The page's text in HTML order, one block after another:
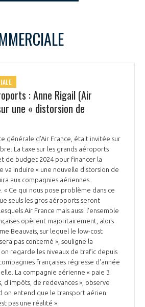
LE GIFAS
DE NOS ADHÉRENTS
ET COHÉRENT
?
AÉRONAUTIQUE ET SPATIALE
AÉRONAUTIQUE ET SPATIALE
D’ENGAGEMENT SUR LES RELATIONS ENTRE
ET FOURNISSEURS
L'OBSERVATOIRE
M M J
1 2
3
5
12 15
19
: Anne Rigail (Air
une « distorsion de
générale d’Air France, était invitée sur
La taxe sur les grands aéroports
de budget 2024 pour financer la
va induire « une nouvelle distorsion de
aux compagnies aériennes
« Ce qui nous pose problème dans ce
seuls les gros aéroports seront
Air France mais aussi l'ensemble
opèrent majoritairement, alors
Beauvais, sur lequel le low-cost
pas concerné », souligne la
regarde les niveaux de trafic depuis
françaises régresse d'année
La compagnie aérienne « paie 3
d'impôts, de redevances », observe
on entend que le transport aérien
pas une réalité ».
d’un écosystème intégré et
d'adhérer au GIFAS.
salons, données sectorielles,
programmes ...
D’ADHÉSION
NON